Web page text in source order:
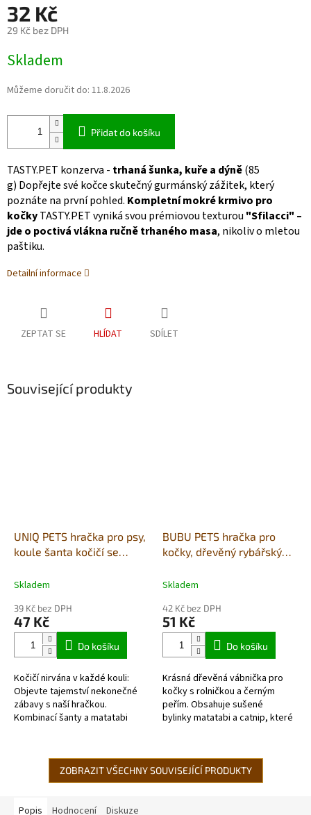
32 Kč
29 Kč bez DPH
cena:
Skladem
Můžeme doručit do: 11.8.2026
Přidat do košíku
TASTY.PET konzerva - trhaná šunka, kuře a dýně(85
g) Dopřejte své kočce skutečný gurmánský zážitek, který
poznáte na první pohled. Kompletní mokré krmivo pro
kočkyTASTY.PET vyniká svou prémiovou texturou "Sfilacci" –
jde o poctivá vlákna ručně trhaného masa, nikoliv o mletou
paštiku.
Detailní informace
ZEPTAT SE HLÍDAT SDÍLET
Související produkty
UNIQ PETS hračka pro psy,
koule šanta kočičí se
11cm
Skladem
39 Kč bez DPH
47 Kč
Do košíku
Kočičí nirvána v každé kouli:
Objevte tajemství nekonečné
zábavy s naší hračkou.
Kombinací šanty a matatabi
mazlíčkovi...
BUBU PETS hračka pro
kočky, dřevěný rybářský
peřím 38-58cm
Skladem
42 Kč bez DPH
51 Kč
Do košíku
Krásná dřevěná vábnička pro
kočky s rolničkou a černým
peřím. Obsahuje sušené
bylinky matatabi a catnip, které
ZOBRAZIT VŠECHNY SOUVISEJÍCÍ PRODUKTY
Popis Hodnocení Diskuze